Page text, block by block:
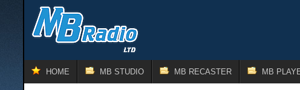
HOME MB STUDIO MB RECASTER MB